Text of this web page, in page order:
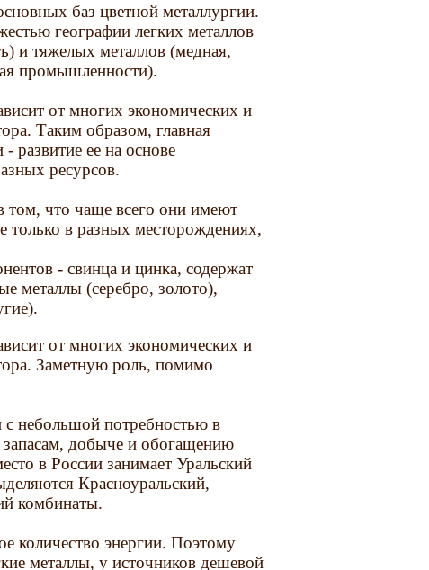
баз цветной металлургии.
географии легких металлов
и тяжелых металлов (медная,
промышленности).
от многих экономических и
Таким образом, главная
развитие ее на основе
ресурсов.
том, что чаще всего они имеют
только в разных месторождениях,
- свинца и цинка, содержат
металлы (серебро, золото),
от многих экономических и
Заметную роль, помимо
с небольшой потребностью в
добыче и обогащению
в России занимает Уральский
Красноуральский,
комбинаты.
количество энергии. Поэтому
металлы, у источников дешевой